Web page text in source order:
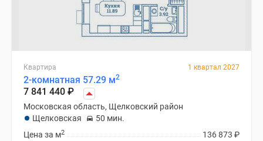
Квартира 1 квартал 2027
2-комнатная 57.29 м2
7 841 440 ₽
Московская область, Щелковский район
Щелковская
50 мин.
136 873 ₽
Цена за м2